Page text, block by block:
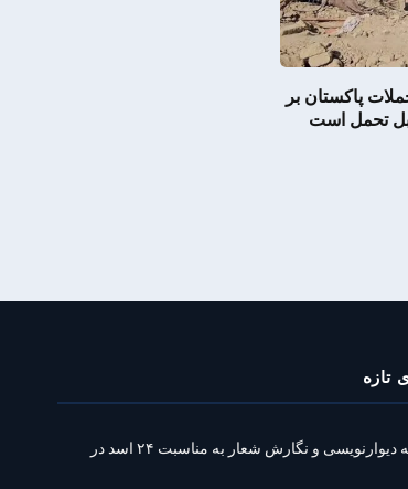
پاکستان بر
تحمل است
تازه
ادامه برنامه دیوارنویسی و نگارش شعار به مناسبت ۲۴ اسد در